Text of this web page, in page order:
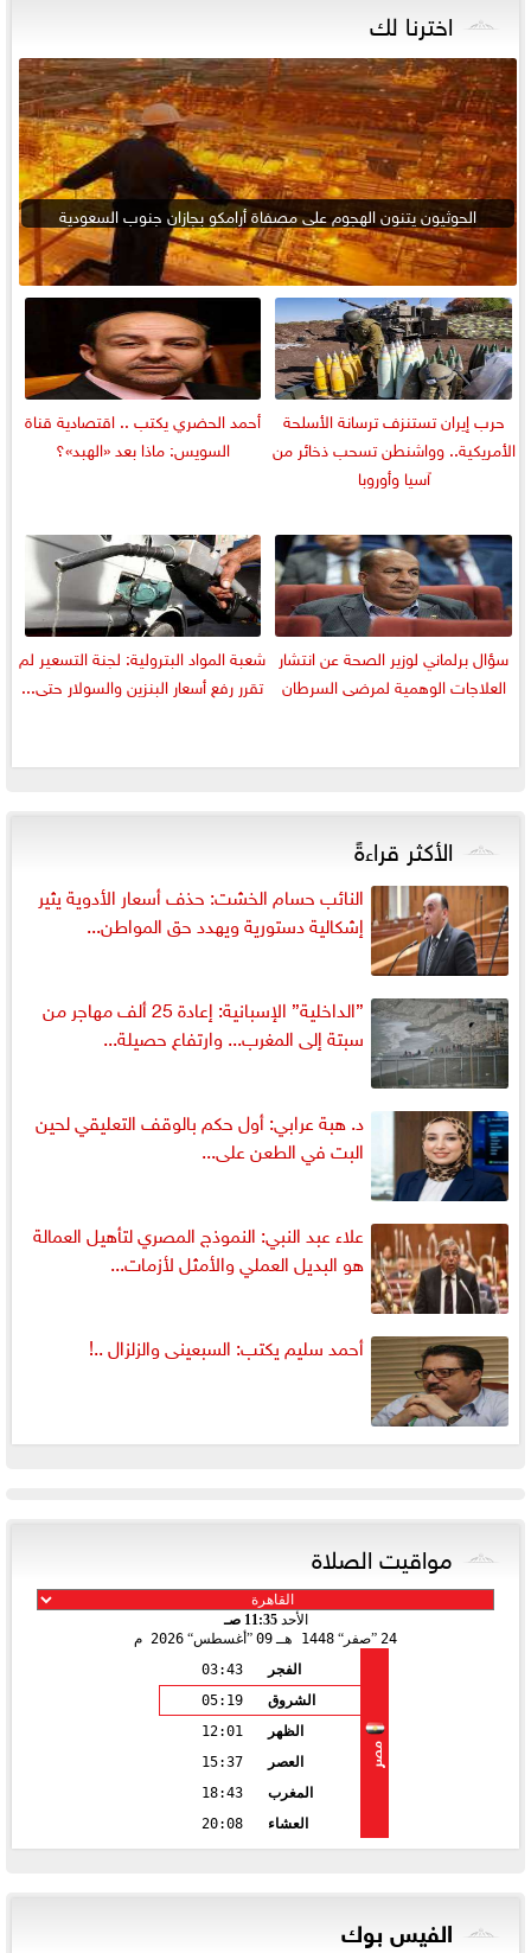
اخترنا لك
الحوثيون يتنون الهجوم على مصفاة أرامكو بجازان جنوب السعودية
حرب إيران تستنزف ترسانة الأسلحة
الأمريكية.. وواشنطن تسحب ذخائر من
آسيا وأوروبا
أحمد الحضري يكتب .. اقتصادية قناة
السويس: ماذا بعد «الهبد»؟
سؤال برلماني لوزير الصحة عن انتشار
العلاجات الوهمية لمرضى السرطان
شعبة المواد البترولية: لجنة التسعير لم
تقرر رفع أسعار البنزين والسولار حتى...
الأكثر قراءةً
النائب حسام الخشت: حذف أسعار الأدوية يثير
إشكالية دستورية ويهدد حق المواطن...
”الداخلية” الإسبانية: إعادة 25 ألف مهاجر من
سبتة إلى المغرب... وارتفاع حصيلة...
د. هبة عرابي: أول حكم بالوقف التعليقي لحين
البت في الطعن على...
علاء عبد النبي: النموذج المصري لتأهيل العمالة
هو البديل العملي والأمثل لأزمات...
أحمد سليم يكتب: السبعينى والزلزال ..!
مواقيت الصلاة
الأحد11:35 صـ
24
صفر 1448 هـ 09 أغسطس 2026 م
مصر
الفجر
03:43
الشروق
05:19
الظهر
12:01
العصر
15:37
المغرب
18:43
العشاء
20:08
الفيس بوك